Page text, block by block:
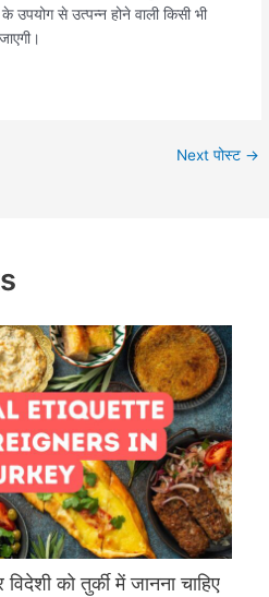
से उत्पन्न होने वाली किसी भी
Next पोस्ट →
को तुर्की में जानना चाहिए